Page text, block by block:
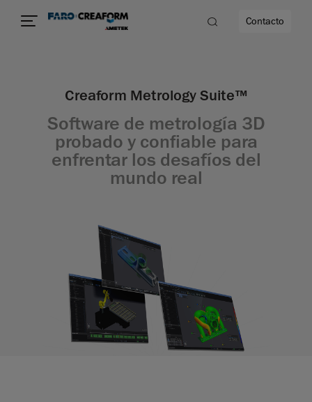
Contacto
Creaform Metrology Suite™
Software de metrología 3D
probado y confiable para
enfrentar los desafíos del
mundo real